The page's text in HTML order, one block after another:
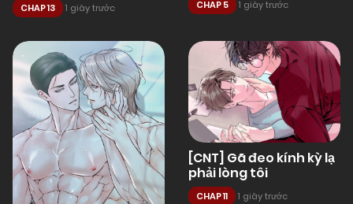
CHAP 13 1 giây trước CHAP 5 1 giây trước
[CNT] Gã đeo kính kỳ lạ
phải lòng tôi
CHAP 11 1 giây trước